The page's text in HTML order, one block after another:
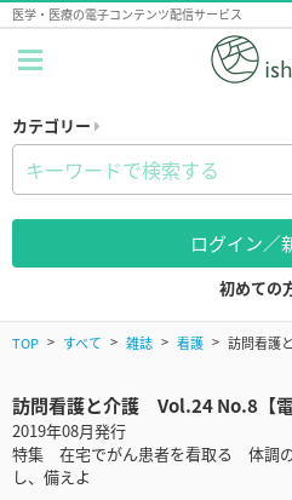
医学・医療の電子コンテンツ配信サービス
カテゴリー
ログイン／
初めての
TOP すべて 雑誌 看護 訪問看護
訪問看護と介護 Vol.24 No.8【電
2019年08月発行
特集 在宅でがん患者を看取る 体調
し、備えよ